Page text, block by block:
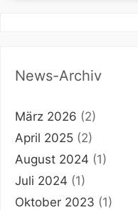
News-Archiv
März 2026 (2)
April 2025 (2)
August 2024 (1)
Juli 2024 (1)
Oktober 2023 (1)